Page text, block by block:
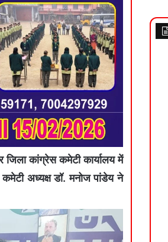
कांग्रेस कमेटी कार्यालय में
कमेटी अध्यक्ष डॉ. मनोज पांडेय ने